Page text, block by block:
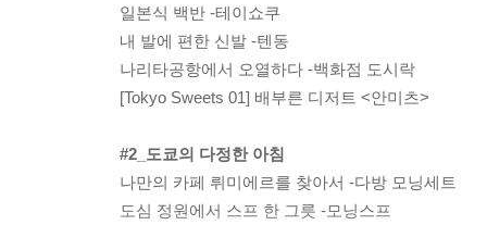
일본식 백반 -테이쇼쿠
내 발에 편한 신발 -텐동
나리타공항에서 오열하다 -백화점 도시락
[Tokyo Sweets 01] 배부른 디저트 <안미츠>
#2_도쿄의 다정한 아침
나만의 카페 뤼미에르를 찾아서 -다방 모닝세트
도심 정원에서 스프 한 그릇 -모닝스프